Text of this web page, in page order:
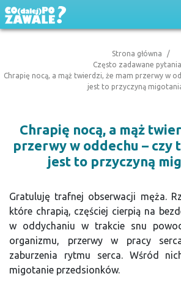
Strona główna
Często zadawane pytania
Chrapię nocą, a mąż twierdzi, że mam przerwy w
jest to przyczyną
Chrapię nocą, a mąż
przerwy w oddechu – czy
jest to przyczyną
Gratuluję trafnej obserwacji męża.
które chrapią, częściej cierpią na
w oddychaniu w trakcie snu
organizmu, przerwy w pracy
zaburzenia rytmu serca. Wśród
migotanie przedsionków.